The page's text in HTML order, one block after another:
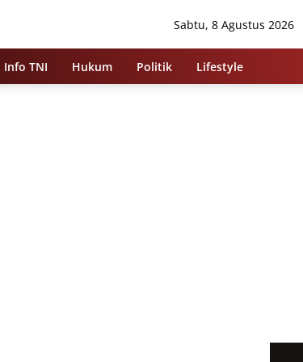
Sabtu, 8 Agustus 2026
Info TNI Hukum Politik Lifestyle